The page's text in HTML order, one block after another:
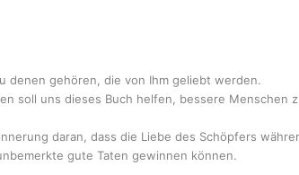
denen gehören, die von Ihm geliebt werden.
soll uns dieses Buch helfen, bessere Menschen
daran, dass die Liebe des Schöpfers
gute Taten gewinnen können.